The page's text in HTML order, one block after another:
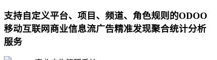
支持自定义平台、项目、频道、角色规则的ODOO
移动互联网商业信息流广告精准发现聚合统计分析
服务